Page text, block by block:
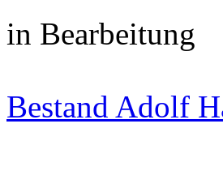
in Bearbeitung
Bestand Adolf